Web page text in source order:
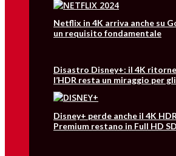
Netflix in 4K arriva anche su
un requisito fondamentale
Disastro Disney+: il 4K
l’HDR resta un miraggio per
Disney+ perde anche il 4K
Premium restano in Full HD